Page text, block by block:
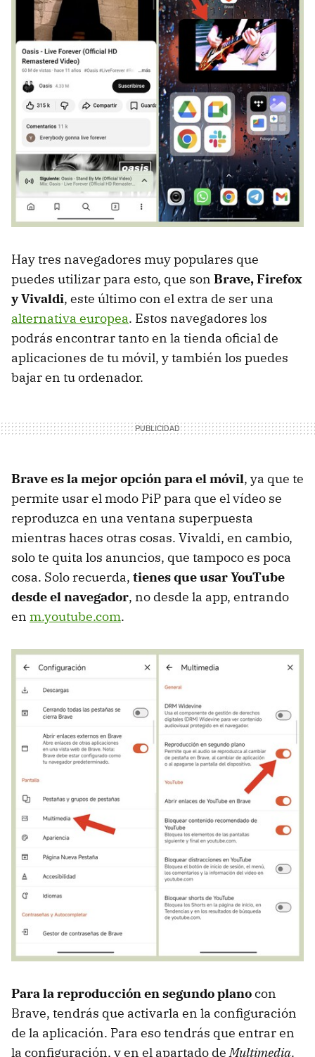
Hay tres navegadores muy populares que
puedes utilizar para esto, que son Brave, Firefox
y Vivaldi, este último con el extra de ser una
alternativa europea. Estos navegadores los
podrás encontrar tanto en la tienda oficial de
aplicaciones de tu móvil, y también los puedes
bajar en tu ordenador.
Brave es la mejor opción para el móvil, ya que te
permite usar el modo PiP para que el vídeo se
reproduzca en una ventana superpuesta
mientras haces otras cosas. Vivaldi, en cambio,
solo te quita los anuncios, que tampoco es poca
cosa. Solo recuerda, tienes que usar YouTube
desde el navegador, no desde la app, entrando
en m.youtube.com.
Para la reproducción en segundo planocon
Brave, tendrás que activarla en la configuración
de la aplicación. Para eso tendrás que entrar en
la configuración, y en el apartado deMultimedia.